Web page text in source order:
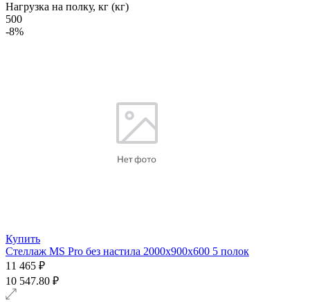
Нагрузка на полку, кг (кг)
500
-8%
Купить
Стеллаж MS Pro без настила 2000х900x600 5 полок
11 465 ₽
10 547.80 ₽